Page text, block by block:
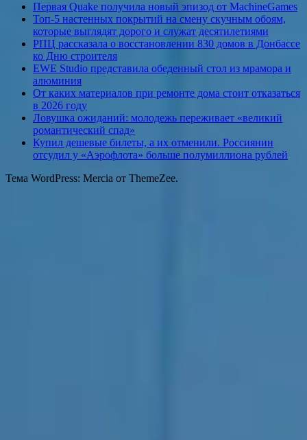
Первая Quake получила новый эпизод от MachineGames
Топ-5 настенных покрытий на смену скучным обоям,
которые выглядят дорого и служат десятилетиями
РПЦ рассказала о восстановлении 830 домов в Донбассе
ко Дню строителя
EWE Studio представила обеденный стол из мрамора и
алюминия
От каких материалов при ремонте дома стоит отказаться
в 2026 году
Ловушка ожиданий: молодежь переживает «великий
романтический спад»
Купил дешевые билеты, а их отменили. Россиянин
отсудил у «Аэрофлота» больше полумиллиона рублей
Тема WordPress: Mercia от ThemeZee.